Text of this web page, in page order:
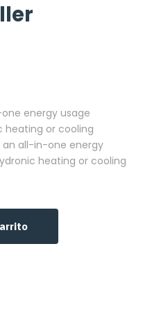
energy usage
heating or cooling
an all-in-one energy
heating or cooling